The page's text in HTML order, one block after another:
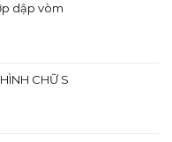
dập vòm
CHỮ S